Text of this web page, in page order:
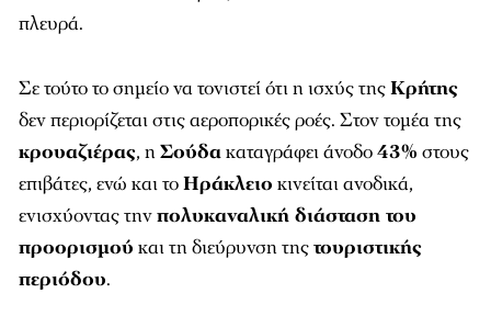
πλευρά.
Σε τούτο το σημείο να τονιστεί ότι η ισχύς τηςΚρήτης
δεν περιορίζεται στις αεροπορικές ροές. Στον τομέα της
κρουαζιέρας, ηΣούδακαταγράφει άνοδο43% στους
επιβάτες, ενώ και τοΗράκλειο κινείται ανοδικά,
ενισχύοντας τηνπολυκαναλική διάσταση του
προορισμού και τη διεύρυνση τηςτουριστικής
περιόδου.